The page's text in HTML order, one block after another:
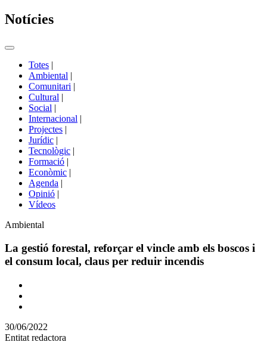
Notícies
Commutador
portals
Totes |
Ambiental |
Comunitari |
Cultural |
Social |
Internacional |
Projectes |
Jurídic |
Tecnològic |
Formació |
Econòmic |
Agenda |
Opinió |
Vídeos
Àmbit
la
notícia
Ambiental
La gestió forestal, reforçar el vincle amb els boscos i
el consum local, claus per reduir incendis
Comparteix
altres
xarxes
30/06/2022
Entitat redactora